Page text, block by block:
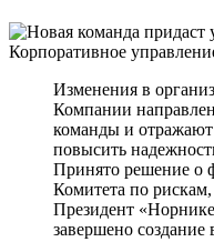
Корпоративное
Изменения в
Компании
команды и
повысить
Принято решение о
Комитета по
Президент
завершено создание